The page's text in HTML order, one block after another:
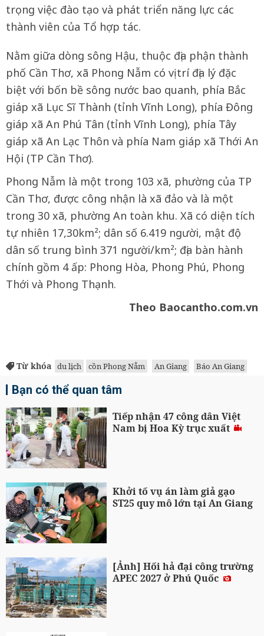
trọng việc đào tạo và phát triển năng lực các
thành viên của Tổ hợp tác.
Nằm giữa dòng sông Hậu, thuộc địa phận thành
phố Cần Thơ, xã Phong Nẫm có vị trí địa lý đặc
biệt với bốn bề sông nước bao quanh, phía Bắc
giáp xã Lục Sĩ Thành (tỉnh Vĩnh Long), phía Đông
giáp xã An Phú Tân (tỉnh Vĩnh Long), phía Tây
giáp xã An Lạc Thôn và phía Nam giáp xã Thới An
Hội (TP Cần Thơ).
Phong Nẫm là một trong 103 xã, phường của TP
Cần Thơ, được công nhận là xã đảo và là một
trong 30 xã, phường An toàn khu. Xã có diện tích
tự nhiên 17,30km²; dân số 6.419 người, mật độ
dân số trung bình 371 người/km²; địa bàn hành
chính gồm 4 ấp: Phong Hòa, Phong Phú, Phong
Thới và Phong Thạnh.
Theo Baocantho.com.vn
Từ khóa du lịch cồn Phong Nẫm An Giang Báo An Giang
Bạn có thể quan tâm
Tiếp nhận 47 công dân Việt
Nam bị Hoa Kỳ trục xuất
Khởi tố vụ án làm giả gạo
ST25 quy mô lớn tại An Giang
[Ảnh] Hối hả đại công trường
APEC 2027 ở Phú Quốc